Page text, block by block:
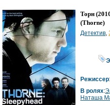
Торн
(Thorne)
Детектив
Режиссер:
В ролях:
Наташа